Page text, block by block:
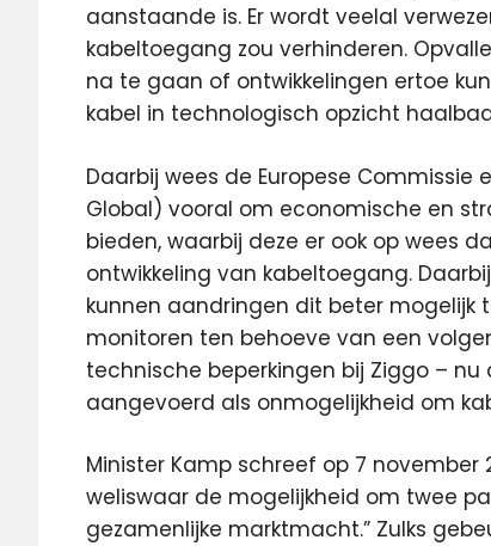
aanstaande is. Er wordt veelal
kabeltoegang zou verhinderen.
na te gaan of ontwikkelingen ertoe
kabel in technologisch opzicht
Daarbij wees de Europese
Global) vooral om economische en
bieden, waarbij deze er ook op wees
ontwikkeling van kabeltoegang.
kunnen aandringen dit beter mogelijk
monitoren ten behoeve van een
technische beperkingen bij Ziggo – nu
aangevoerd als onmogelijkheid om
Minister Kamp schreef op 7 november
weliswaar de mogelijkheid om twee
gezamenlijke marktmacht.” Zulks